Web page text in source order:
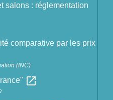
salons : réglementation
comparative par les prix
(INC)
open_in_new